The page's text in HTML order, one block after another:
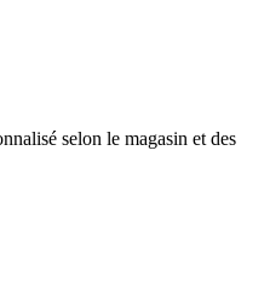
selon le magasin et des